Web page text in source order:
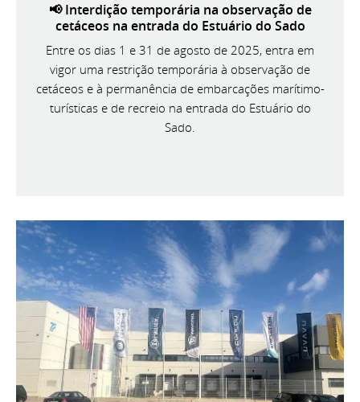
📢 Interdição temporária na observação de
cetáceos na entrada do Estuário do Sado
Entre os dias 1 e 31 de agosto de 2025, entra em
vigor uma restrição temporária à observação de
cetáceos e à permanência de embarcações marítimo-
turísticas e de recreio na entrada do Estuário do
Sado.